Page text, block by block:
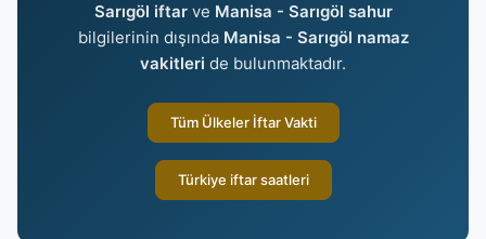
Sarıgöl iftarve Manisa - Sarıgöl sahur
bilgilerinin dışında Manisa - Sarıgöl namaz
vakitleri de bulunmaktadır.
Tüm Ülkeler İftar Vakti
Türkiye iftar saatleri